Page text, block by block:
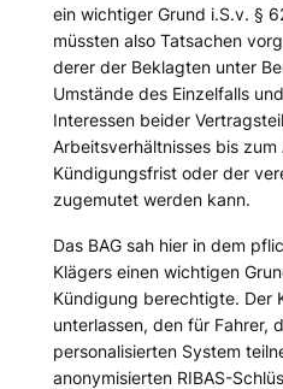
ein wichtiger Grund i.S.v. §
müssten also Tatsachen
derer der Beklagten unter
Umstände des Einzelfalls
Interessen beider
Arbeitsverhältnisses bis zum
Kündigungsfrist oder der
zugemutet werden kann.
Das BAG sah hier in dem
Klägers einen wichtigen
Kündigung berechtigte. Der
unterlassen, den für Fahrer,
personalisierten System
anonymisierten RIBAS-